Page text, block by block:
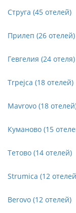
Струга (45 отелей)
Прилеп (26 отелей)
Гевгелия (24 отеля)
Trpejca (18 отелей)
Mavrovo (18
Куманово (15
Тетово (14 отелей)
Strumica (12
Berovo (12 отелей)